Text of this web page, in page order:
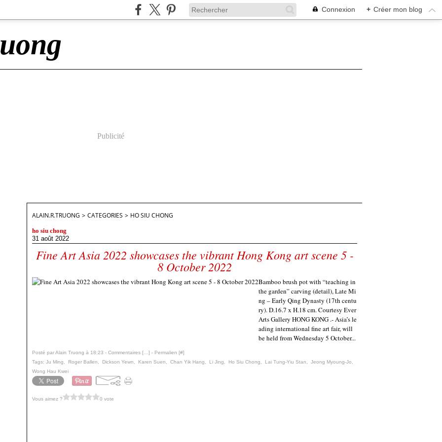
Connexion + Créer mon blog
Publicité
ALAIN.R.TRUONG > CATEGORIES > HO SIU CHONG
ho siu chong
31 août 2022
Fine Art Asia 2022 showcases the vibrant Hong Kong art scene 5 -
8 October 2022
Bamboo brush pot with “teaching in
the garden” carving (detail), Late Mi
ng – Early Qing Dynasty (17th centu
ry). D.16.7 x H.18 cm. Courtesy Ever
Arts Gallery HONG KONG .- Asia’s le
ading international fine art fair, will
be held from Wednesday 5 October...
Posté par Alain Truong à 18:23 - Commentaires [ ] - Permalien [#]
Tags: Ju Ming Roger Ballen Dickson Yewn Karen Suen Chan Yik Hang Li Jing Ho Siu Chong Lai Tung-Yiu Stan Jeong Myoung-Jo
Wong Hau Kwei
Vous aimez ? 0 vote